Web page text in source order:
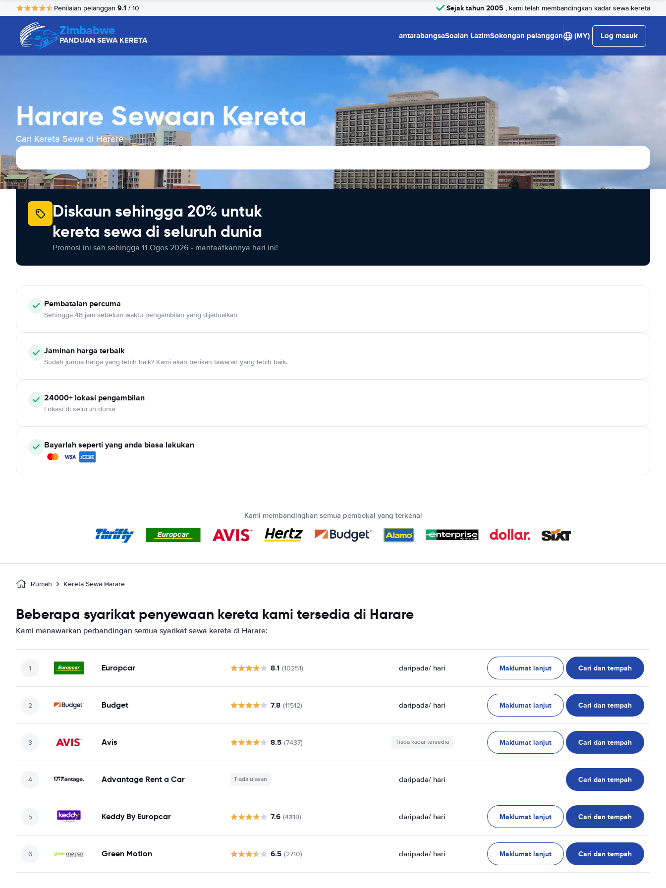
Penilaian pelanggan 9.1 / 10 Sejak tahun 2005 , kami telah membandingkan kadar sewa kereta
Zimbabwe
PANDUAN SEWA KERETA antarabangsaSoalan LazimSokongan pelanggan (MY) Log masuk
Harare Sewaan Kereta
Cari Kereta Sewa di Harare
Diskaun sehingga 20% untuk
kereta sewa di seluruh dunia
Promosi ini sah sehingga 11 Ogos 2026 - manfaatkannya hari ini!
Pembatalan percuma
Sehingga 48 jam sebelum waktu pengambilan yang dijadualkan
Jaminan harga terbaik
Sudah jumpa harga yang lebih baik? Kami akan berikan tawaran yang lebih baik.
24000+ lokasi pengambilan
Lokasi di seluruh dunia
Bayarlah seperti yang anda biasa lakukan
Kami membandingkan semua pembekal yang terkenal
Rumah Kereta Sewa Harare
Beberapa syarikat penyewaan kereta kami tersedia di Harare
Kami menawarkan perbandingan semua syarikat sewa kereta di Harare:
Europcar 8.1 (10251) daripada/ hari Maklumat lanjut Cari dan tempah
Budget 7.8 (11512) daripada/ hari Maklumat lanjut Cari dan tempah
Avis 8.5 (7437) Tiada kadar tersedia Maklumat lanjut Cari dan tempah
Advantage Rent a Car Tiada ulasan daripada/ hari Cari dan tempah
Keddy By Europcar 7.6 (4319) daripada/ hari Maklumat lanjut Cari dan tempah
Green Motion 6.5 (2710) daripada/ hari Maklumat lanjut Cari dan tempah